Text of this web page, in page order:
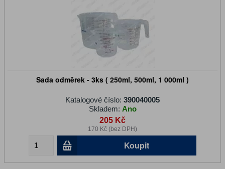
Sada odměrek - 3ks ( 250ml, 500ml, 1 000ml )
Katalogové číslo: 390040005
Skladem: Ano
205 Kč
170 Kč (bez DPH)
Koupit